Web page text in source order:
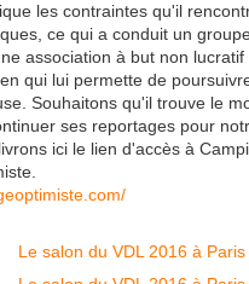
les contraintes qu'il
ce qui a conduit un
association à but non
qui lui permette de
Souhaitons qu'il trouve le
ses reportages pour
ici le lien d'accès à